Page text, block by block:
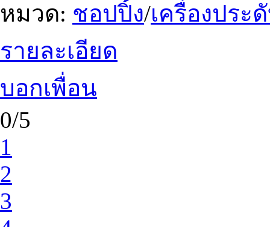
หมวด: ชอปปิ้ง/เครื่องปร
รายละเอียด
บอกเพื่อน
0/5
1
2
3